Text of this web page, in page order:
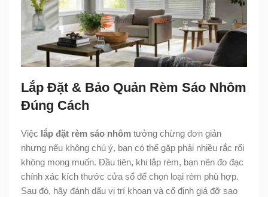
Lắp Đặt & Bảo Quản Rèm Sáo Nhôm
Đúng Cách
Việc lắp đặt rèm sáo nhôm tưởng chừng đơn giản
nhưng nếu không chú ý, bạn có thể gặp phải nhiều rắc rối
không mong muốn. Đầu tiên, khi lắp rèm, bạn nên đo đạc
chính xác kích thước cửa sổ để chọn loại rèm phù hợp.
Sau đó, hãy đánh dấu vị trí khoan và cố định giá đỡ sao